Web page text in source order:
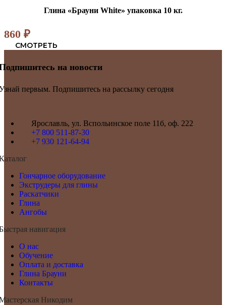
Глина «Брауни White» упаковка 10 кг.
860 ₽
СМОТРЕТЬ
на новости
первым. Подпишитесь на рассылку сегодня
Ярославль, ул. Вспольинское поле 11б, оф. 222
+7 800 511-87-30
+7 930 121-64-94
Гончарное оборудование
Экструдеры для глины
Раскатчики
Глина
Ангобы
навигация
О нас
Обучение
Оплата и доставка
Глина Брауни
Контакты
Никодим